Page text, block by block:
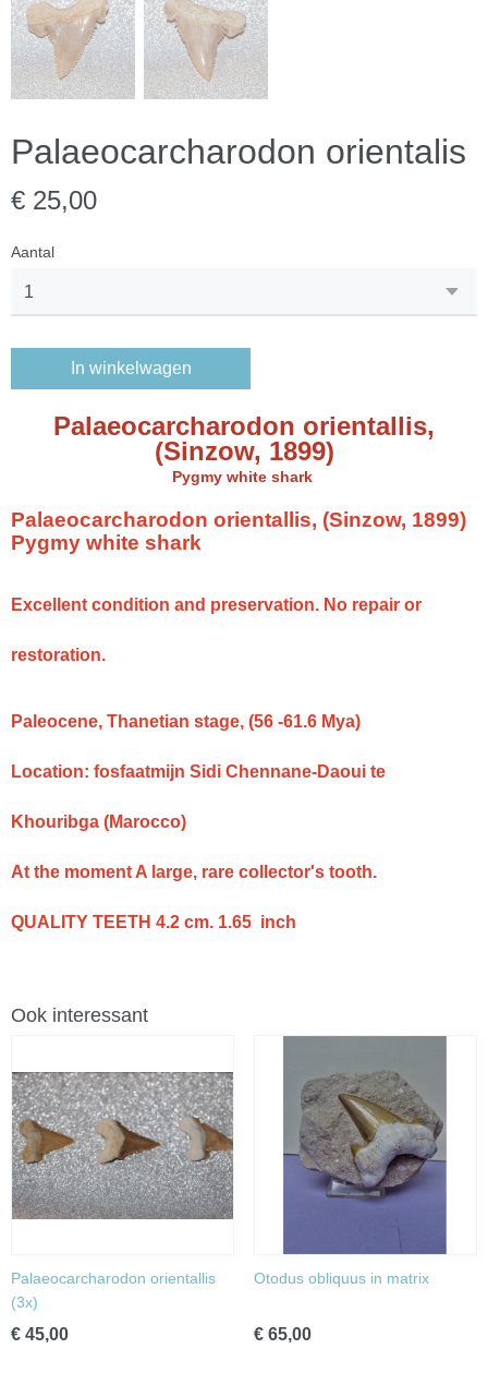
Palaeocarcharodon orientalis
€ 25,00
Aantal
In winkelwagen
Palaeocarcharodon orientallis,
(Sinzow, 1899)
Pygmy white shark
Palaeocarcharodon orientallis, (Sinzow, 1899)
Pygmy white shark
Excellent condition and preservation. No repair or
restoration.
Paleocene, Thanetian stage, (56 -61.6 Mya)
Location: fosfaatmijn Sidi Chennane-Daoui te
Khouribga (Marocco)
At the moment A large, rare collector's tooth.
QUALITY TEETH 4.2 cm. 1.65 inch
Ook interessant
Palaeocarcharodon orientallis
(3x)
€ 45,00
Otodus obliquus in matrix
€ 65,00